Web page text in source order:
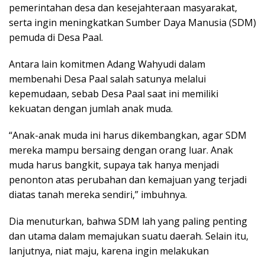
pemerintahan desa dan kesejahteraan masyarakat,
serta ingin meningkatkan Sumber Daya Manusia (SDM)
pemuda di Desa Paal.
Antara lain komitmen Adang Wahyudi dalam
membenahi Desa Paal salah satunya melalui
kepemudaan, sebab Desa Paal saat ini memiliki
kekuatan dengan jumlah anak muda.
“Anak-anak muda ini harus dikembangkan, agar SDM
mereka mampu bersaing dengan orang luar. Anak
muda harus bangkit, supaya tak hanya menjadi
penonton atas perubahan dan kemajuan yang terjadi
diatas tanah mereka sendiri,” imbuhnya.
Dia menuturkan, bahwa SDM lah yang paling penting
dan utama dalam memajukan suatu daerah. Selain itu,
lanjutnya, niat maju, karena ingin melakukan